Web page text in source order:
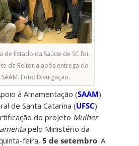
de Estado da Saúde de SC foi
da Reitoria após entrega da
Foto: Divulgação.
à Amamentação (SAAM)
de Santa Catarina (UFSC)
do projeto Mulher
pelo Ministério da
feira,5 de setembro. A